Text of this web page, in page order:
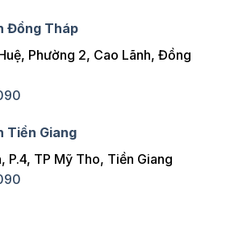
Đồng Tháp
Phường 2, Cao Lãnh, Đồng
Tiền Giang
P.4, TP Mỹ Tho, Tiền Giang